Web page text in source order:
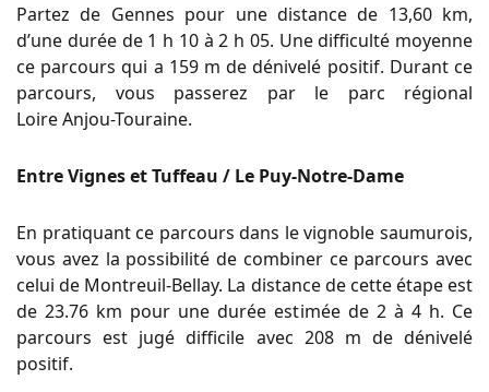
Partez de Gennes pour une distance de 13,60 km,
d’une durée de 1 h 10 à 2 h 05. Une difficulté moyenne
ce parcours qui a 159 m de dénivelé positif. Durant ce
parcours, vous passerez par le parc régional
LoireAnjou-Touraine.
Entre Vignes et Tuffeau / Le Puy-Notre-Dame
En pratiquant ce parcours dans le vignoble saumurois,
vous avez la possibilité de combiner ce parcours avec
celui de Montreuil-Bellay. La distance de cette étape est
de 23.76 km pour une durée estimée de 2 à 4 h. Ce
parcours est jugé difficile avec 208 m de dénivelé
positif.